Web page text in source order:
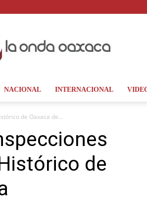
La
Onda
NACIONAL INTERNACIONAL
de Oaxaca de...
de